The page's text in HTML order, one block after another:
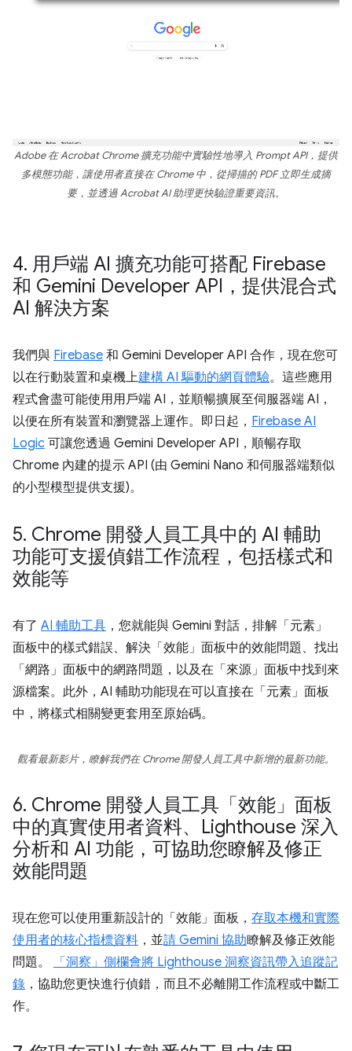
Adobe 在 Acrobat Chrome 擴充功能中實驗性地導入 Prompt API，提供
多模態功能，讓使用者直接在 Chrome 中，從掃描的 PDF 立即生成摘
要，並透過 Acrobat AI 助理更快驗證重要資訊。
4. 用戶端 AI 擴充功能可搭配 Firebase
和 Gemini Developer API，提供混合式
AI 解決方案
我們與 Firebase 和 Gemini Developer API 合作，現在您可
以在行動裝置和桌機上建構 AI 驅動的網頁體驗。這些應用
程式會盡可能使用用戶端 AI，並順暢擴展至伺服器端 AI，
以便在所有裝置和瀏覽器上運作。即日起， Firebase AI
Logic 可讓您透過 Gemini Developer API，順暢存取
Chrome 內建的提示 API (由 Gemini Nano 和伺服器端類似
的小型模型提供支援)。
5. Chrome 開發人員工具中的 AI 輔助
功能可支援偵錯工作流程，包括樣式和
效能等
有了 AI 輔助工具 ，您就能與 Gemini 對話，排解「元素」
面板中的樣式錯誤、解決「效能」面板中的效能問題、找出
「網路」面板中的網路問題，以及在「來源」面板中找到來
源檔案。此外，AI 輔助功能現在可以直接在「元素」面板
中，將樣式相關變更套用至原始碼。
觀看最新影片，瞭解我們在 Chrome 開發人員工具中新增的最新功能。
6. Chrome 開發人員工具「效能」面板
中的真實使用者資料、Lighthouse 深入
分析和 AI 功能，可協助您瞭解及修正
效能問題
現在您可以使用重新設計的「效能」面板， 存取本機和實際
使用者的核心指標資料 ，並請 Gemini 協助瞭解及修正效能
問題。
「洞察」側欄會將 Lighthouse 洞察資訊帶入追蹤記
錄 ，協助您更快進行偵錯，而且不必離開工作流程或中斷工
作。